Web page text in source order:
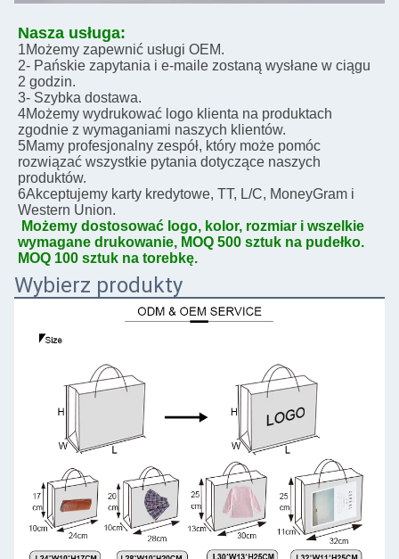
Nasza usługa:
1Możemy zapewnić usługi OEM.
2- Pańskie zapytania i e-maile zostaną wysłane w ciągu
2 godzin.
3- Szybka dostawa.
4Możemy wydrukować logo klienta na produktach
zgodnie z wymaganiami naszych klientów.
5Mamy profesjonalny zespół, który może pomóc
rozwiązać wszystkie pytania dotyczące naszych
produktów.
6Akceptujemy karty kredytowe, TT, L/C, MoneyGram i
Western Union.
Możemy dostosować logo, kolor, rozmiar i wszelkie
wymagane drukowanie, MOQ 500 sztuk na pudełko.
MOQ 100 sztuk na torebkę.
Wybierz produkty